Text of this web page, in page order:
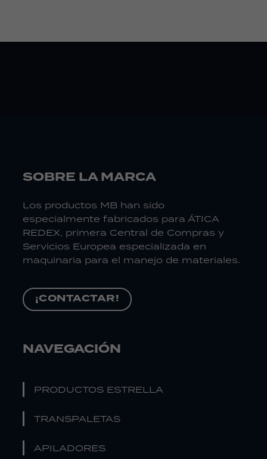
SOBRE LA MARCA
Los productos MB han sido
especialmente fabricados para ÁTICA
REDEX, primera Central de Compras y
Servicios Europea especializada en
maquinaria para el manejo de materiales.
¡CONTACTAR!
NAVEGACIÓN
PRODUCTOS ESTRELLA
TRANSPALETAS
APILADORES